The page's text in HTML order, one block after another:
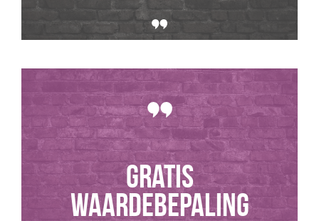
GRATIS
WAARDEBEPALING